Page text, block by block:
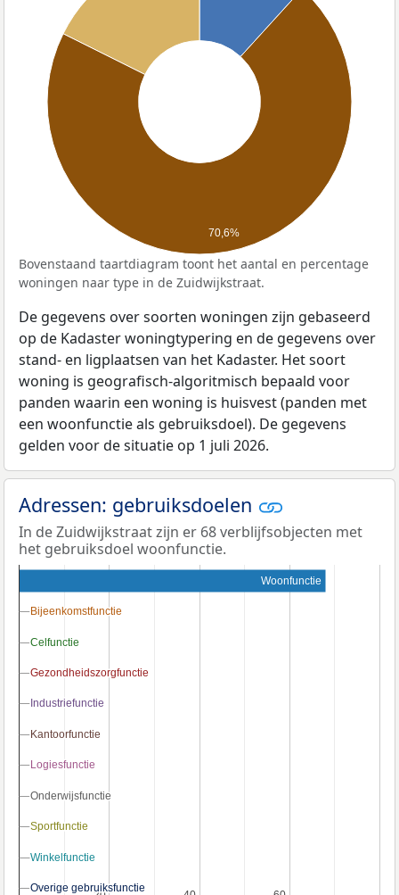
70,6%
Bovenstaand taartdiagram toont het aantal en percentage
woningen naar type in de Zuidwijkstraat.
De gegevens over soorten woningen zijn gebaseerd
op de Kadaster woningtypering en de gegevens over
stand- en ligplaatsen van het Kadaster. Het soort
woning is geografisch-algoritmisch bepaald voor
panden waarin een woning is huisvest (panden met
een woonfunctie als gebruiksdoel). De gegevens
gelden voor de situatie op 1 juli 2026.
Adressen: gebruiksdoelen
In de Zuidwijkstraat zijn er 68 verblijfsobjecten met
het gebruiksdoel woonfunctie.
Woonfunctie
Bijeenkomstfunctie
Bijeenkomstfunctie
Celfunctie
Celfunctie
Gezondheidszorgfunctie
Gezondheidszorgfunctie
Industriefunctie
Industriefunctie
Kantoorfunctie
Kantoorfunctie
Logiesfunctie
Logiesfunctie
Onderwijsfunctie
Onderwijsfunctie
Sportfunctie
Sportfunctie
Winkelfunctie
Winkelfunctie
Overige gebruiksfunctie
Overige gebruiksfunctie